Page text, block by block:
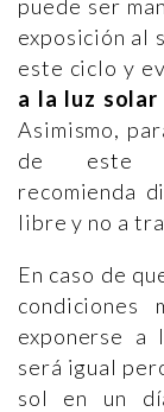
puede ser
exposición al
este ciclo y
a la luz solar
Asimismo,
de este
recomienda
libre y no a
En caso de
condiciones
exponerse
será igual
sol en un